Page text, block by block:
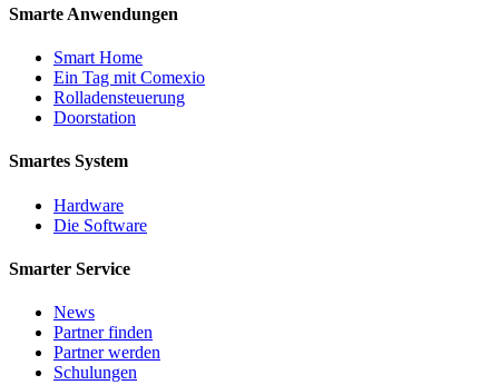
Smarte Anwendungen
Smart Home
Ein Tag mit Comexio
Rolladensteuerung
Doorstation
Smartes System
Hardware
Die Software
Smarter Service
News
Partner finden
Partner werden
Schulungen